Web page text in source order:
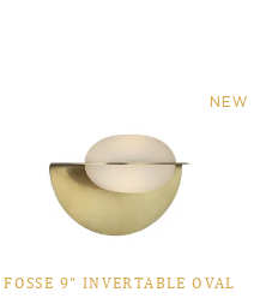
NEW
FOSSE 9" INVERTABLE OVAL